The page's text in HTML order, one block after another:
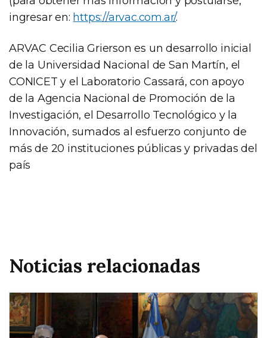
ingresar en: https://arvac.com.ar/.
ARVAC Cecilia Grierson es un desarrollo inicial
de la Universidad Nacional de San Martín, el
CONICET y el Laboratorio Cassará, con apoyo
de la Agencia Nacional de Promoción de la
Investigación, el Desarrollo Tecnológico y la
Innovación, sumados al esfuerzo conjunto de
más de 20 instituciones públicas y privadas del
país
Noticias relacionadas